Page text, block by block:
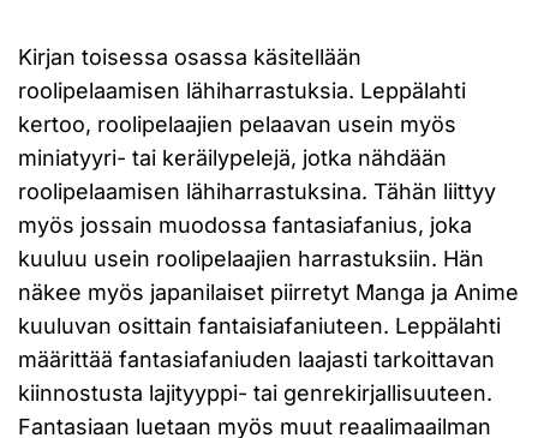
Kirjan toisessa osassa käsitellään
roolipelaamisen lähiharrastuksia. Leppälahti
kertoo, roolipelaajien pelaavan usein myös
miniatyyri- tai keräilypelejä, jotka nähdään
roolipelaamisen lähiharrastuksina. Tähän liittyy
myös jossain muodossa fantasiafanius, joka
kuuluu usein roolipelaajien harrastuksiin. Hän
näkee myös japanilaiset piirretyt Manga ja Anime
kuuluvan osittain fantaisiafaniuteen. Leppälahti
määrittää fantasiafaniuden laajasti tarkoittavan
kiinnostusta lajityyppi- tai genrekirjallisuuteen.
Fantasiaan luetaan myös muut reaalimaailman